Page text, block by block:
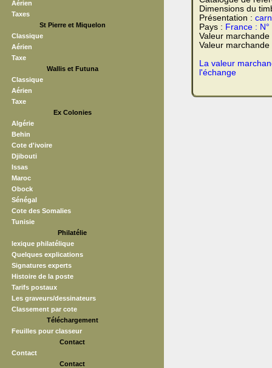
Aérien
Taxes
St Pierre et Miquelon
Classique
Aérien
Taxe
Wallis et Futuna
Classique
Aérien
Taxe
Ex Colonies
Algérie
Behin
Cote d'ivoire
Djibouti
Issas
Maroc
Obock
Sénégal
Cote des Somalies
Tunisie
Philatélie
lexique philatélique
Quelques explications
Signatures experts
Histoire de la poste
Tarifs postaux
Les graveurs/dessinateurs
Classement par cote
Téléchargement
Feuilles pour classeur
Contact
Contact
Contact
Dimensions du
Présentation :
Pays : France : N°
Valeur
Valeur
La valeur
l'échange